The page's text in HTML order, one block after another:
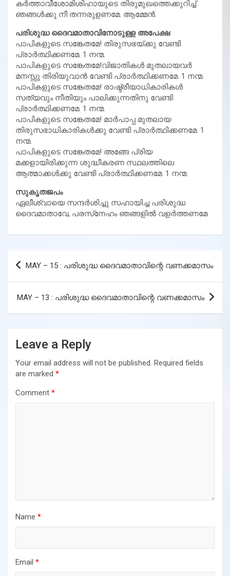
കര്‍ത്താവീശോമിശിഹായുടെ തിരുമുഖത്തെക്കുറിച്ച്
ഞങ്ങള്‍ക്കു നീ തന്നരുളണമേ. ആമ്മേന്‍.
പരിശുദ്ധ ദൈവമാതാവിനോടുള്ള അപേക്ഷ
പാപികളുടെ സങ്കേതമേ! തിരുസഭയ്ക്കു വേണ്ടി
പ്രാര്‍ത്ഥിക്കണമേ. 1 നന്മ.
പാപികളുടെ സങ്കേതമേ!വിജാതികള്‍ മുതലായവര്‍
മനസ്സു തിരിയുവാന്‍ വേണ്ടി പ്രാര്‍ത്ഥിക്കണമേ. 1 നന്മ.
പാപികളുടെ സങ്കേതമേ! രാഷ്ട്രീയാധികാരികള്‍
സത്യവും നീതിയും പാലിക്കുന്നതിനു വേണ്ടി
പ്രാര്‍ത്ഥിക്കണമേ. 1 നന്മ.
പാപികളുടെ സങ്കേതമേ! മാര്‍പാപ്പ മുതലായ
തിരുസഭാധികാരികള്‍ക്കു വേണ്ടി പ്രാര്‍ത്ഥിക്കണമേ. 1
നന്മ.
പാപികളുടെ സങ്കേതമേ! അങ്ങേ പ്രിയ
മക്കളായിരിക്കുന്ന ശുദ്ധീകരണ സ്ഥലത്തിലെ
ആത്മാക്കള്‍ക്കു വേണ്ടി പ്രാര്‍ത്ഥിക്കണമേ. 1 നന്മ.
സുകൃതജപം
ഏലീശ്വായെ സന്ദര്‍ശിച്ചു സഹായിച്ച പരിശുദ്ധ
ദൈവമാതാവേ, പരസ്‌നേഹം ഞങ്ങളില്‍ വളര്‍ത്തണമേ.
Post
MAY – 15 : പരിശുദ്ധ ദൈവമാതാവിന്റെ വണക്കമാസം
MAY – 13 : പരിശുദ്ധ ദൈവമാതാവിന്റെ വണക്കമാസം
Leave a Reply
Your email address will not be published. Required fields
are marked *
Comment *
Name *
Email *